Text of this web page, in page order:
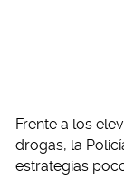
Frente a los
drogas, la
estrategias